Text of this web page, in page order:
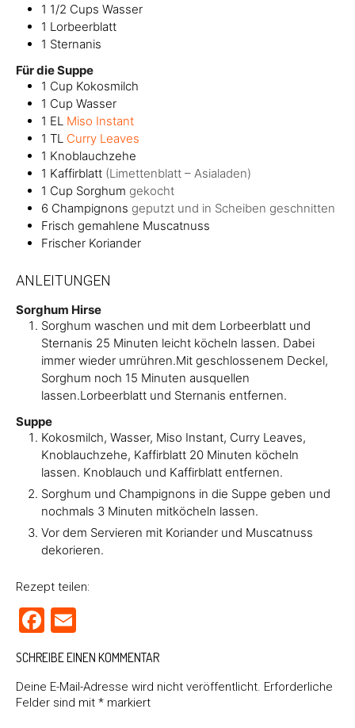
1 1/2 Cups Wasser
1 Lorbeerblatt
1 Sternanis
Für die Suppe
1 Cup Kokosmilch
1 Cup Wasser
1 EL Miso Instant
1 TL Curry Leaves
1 Knoblauchzehe
1 Kaffirblatt (Limettenblatt – Asialaden)
1 Cup Sorghum gekocht
6 Champignons geputzt und in Scheiben geschnitten
Frisch gemahlene Muscatnuss
Frischer Koriander
ANLEITUNGEN
Sorghum Hirse
Sorghum waschen und mit dem Lorbeerblatt und
Sternanis 25 Minuten leicht köcheln lassen. Dabei
immer wieder umrühren.Mit geschlossenem Deckel,
Sorghum noch 15 Minuten ausquellen
lassen.Lorbeerblatt und Sternanis entfernen.
Suppe
Kokosmilch, Wasser, Miso Instant, Curry Leaves,
Knoblauchzehe, Kaffirblatt 20 Minuten köcheln
lassen. Knoblauch und Kaffirblatt entfernen.
Sorghum und Champignons in die Suppe geben und
nochmals 3 Minuten mitköcheln lassen.
Vor dem Servieren mit Koriander und Muscatnuss
dekorieren.
Rezept teilen:
Facebook
SCHREIBE EINEN KOMMENTAR
Deine E-Mail-Adresse wird nicht veröffentlicht. Erforderliche
Felder sind mit * markiert